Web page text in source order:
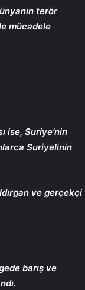
terör
mücadele
ise, Suriye’nin
Suriyelinin
ve gerçekçi
barış ve